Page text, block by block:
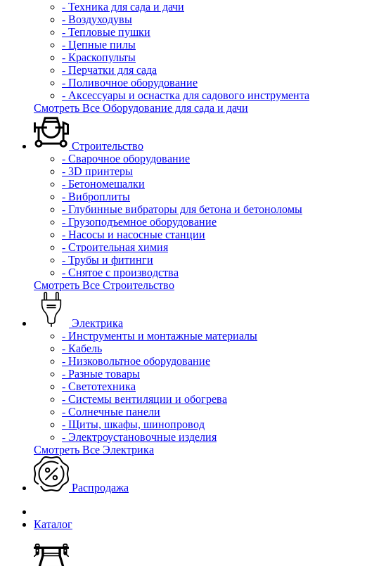
- Техника для сада и дачи
- Воздуходувы
- Тепловые пушки
- Цепные пилы
- Краскопульты
- Перчатки для сада
- Поливочное оборудование
- Аксессуары и оснастка для садового инструмента
Смотреть Все Оборудование для сада и дачи
Строительство
- Сварочное оборудование
- 3D принтеры
- Бетономешалки
- Виброплиты
- Глубинные вибраторы для бетона и бетоноломы
- Грузоподъемное оборудование
- Насосы и насосные станции
- Строительная химия
- Трубы и фитинги
- Снятое с производства
Смотреть Все Строительство
Электрика
- Инструменты и монтажные материалы
- Кабель
- Низковольтное оборудование
- Разные товары
- Светотехника
- Системы вентиляции и обогрева
- Солнечные панели
- Щиты, шкафы, шинопровод
- Электроустановочные изделия
Смотреть Все Электрика
Распродажа
Каталог